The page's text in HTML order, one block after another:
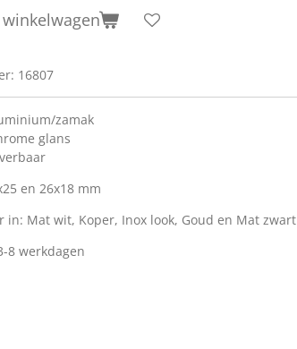
16807
zamak
glans
en 26x18 mm
in: Mat wit, Koper, Inox look, Goud en Mat zwart
8 werkdagen